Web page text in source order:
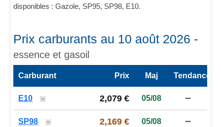
disponibles : Gazole, SP95, SP98, E10.
Prix carburants au 10 août 2026 -
essence et gasoil
Carburant Prix Maj Tendance
E10 🚨 2,079 € 05/08 ➖
SP98 🚨 2,169 € 05/08 ➖